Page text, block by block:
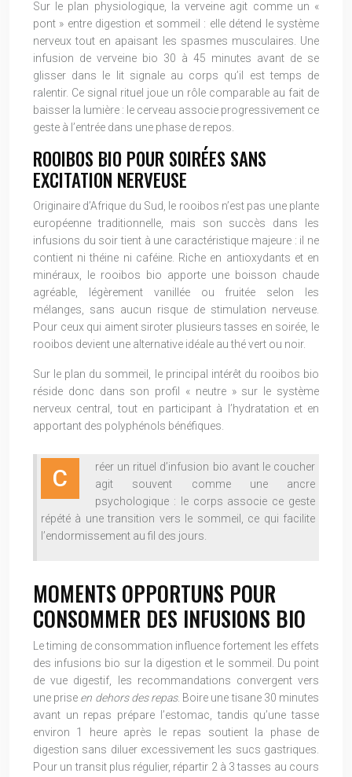
Sur le plan physiologique, la verveine agit comme un «
pont » entre digestion et sommeil : elle détend le système
nerveux tout en apaisant les spasmes musculaires. Une
infusion de verveine bio 30 à 45 minutes avant de se
glisser dans le lit signale au corps qu’il est temps de
ralentir. Ce signal rituel joue un rôle comparable au fait de
baisser la lumière : le cerveau associe progressivement ce
geste à l’entrée dans une phase de repos.
ROOIBOS BIO POUR SOIRÉES SANS
EXCITATION NERVEUSE
Originaire d’Afrique du Sud, le rooibos n’est pas une plante
européenne traditionnelle, mais son succès dans les
infusions du soir tient à une caractéristique majeure : il ne
contient ni théine ni caféine. Riche en antioxydants et en
minéraux, le rooibos bio apporte une boisson chaude
agréable, légèrement vanillée ou fruitée selon les
mélanges, sans aucun risque de stimulation nerveuse.
Pour ceux qui aiment siroter plusieurs tasses en soirée, le
rooibos devient une alternative idéale au thé vert ou noir.
Sur le plan du sommeil, le principal intérêt du rooibos bio
réside donc dans son profil « neutre » sur le système
nerveux central, tout en participant à l’hydratation et en
apportant des polyphénols bénéfiques.
C
réer un rituel d’infusion bio avant le coucher
agit souvent comme une ancre
psychologique : le corps associe ce geste
répété à une transition vers le sommeil, ce qui facilite
l’endormissement au fil des jours.
MOMENTS OPPORTUNS POUR
CONSOMMER DES INFUSIONS BIO
Le timing de consommation influence fortement les effets
des infusions bio sur la digestion et le sommeil. Du point
de vue digestif, les recommandations convergent vers
une prise en dehors des repas. Boire une tisane 30 minutes
avant un repas prépare l’estomac, tandis qu’une tasse
environ 1 heure après le repas soutient la phase de
digestion sans diluer excessivement les sucs gastriques.
Pour un transit plus régulier, répartir 2 à 3 tasses au cours